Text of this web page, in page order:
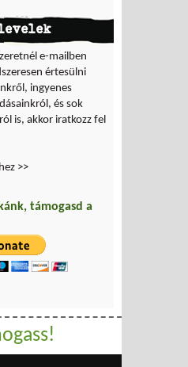
e-mailben
értesülni
ingyenes
és sok
is, akkor iratkozz fel
>>
támogasd a